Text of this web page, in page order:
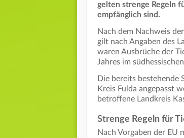
gelten strenge Regeln
empfänglich sind.
Nach dem Nachweis
gilt nach Angaben des
waren Ausbrüche der
Jahres im
Die bereits bestehende
Kreis Fulda angepasst
betroffene Landkreis
Strenge Regeln für
Nach Vorgaben der EU